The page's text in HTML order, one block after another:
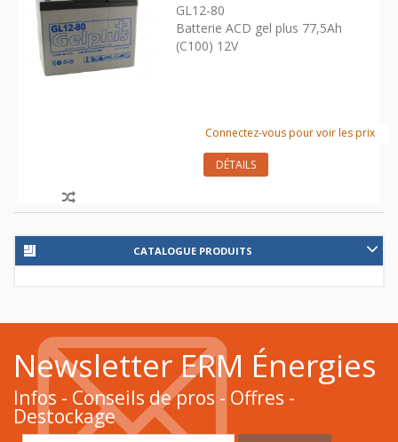
GL12-80
Batterie ACD gel plus 77,5Ah
(C100) 12V
Connectez-vous pour voir les prix
DÉTAILS
CATALOGUE PRODUITS
Newsletter ERM Énergies
Infos - Conseils de pros - Offres -
Destockage